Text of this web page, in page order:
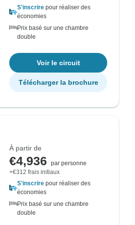
S'inscrire pour réaliser des
économies
Prix basé sur une chambre
double
Voir le circuit
Télécharger la brochure
À partir de
€4,936
par personne
+€312 frais initiaux
S'inscrire pour réaliser des
économies
Prix basé sur une chambre
double